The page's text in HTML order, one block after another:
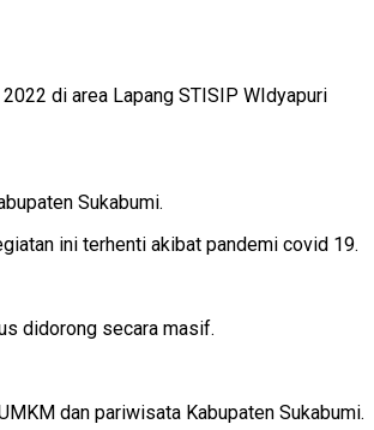
di area Lapang STISIP WIdyapuri
Sukabumi.
ini terhenti akibat pandemi covid 19.
didorong secara masif.
dan pariwisata Kabupaten Sukabumi.